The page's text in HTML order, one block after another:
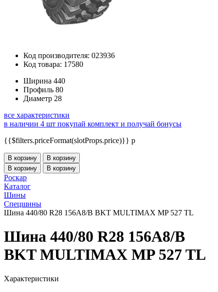
Код производителя: 023936
Код товара: 17580
Ширина 440
Профиль 80
Диаметр 28
все характеристики
в наличии 4 шт покупай комплект и получай бонусы
{{$filters.priceFormat(slotProps.price)}} p
В корзину
В корзину
В корзину
В корзину
Роскар
Каталог
Шины
Спецшины
Шина 440/80 R28 156A8/B BKT MULTIMAX MP 527 TL
Шина 440/80 R28 156A8/B
BKT MULTIMAX MP 527 TL
Характеристики